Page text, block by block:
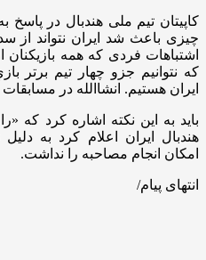
کاپیتان تیم ملی هندبال در
چیزی باعث شد ایران نتواند از
اشتباهات فردی که همه
که نتوانیم جزو چهار تیم برتر
ایران هستیم. انشاالله در مسابقات
باید به این نکته اشاره کرد که
هندبال ایران اعلام کرد به
امکان انجام مصاحبه را نداشت.
انتهای پیام/